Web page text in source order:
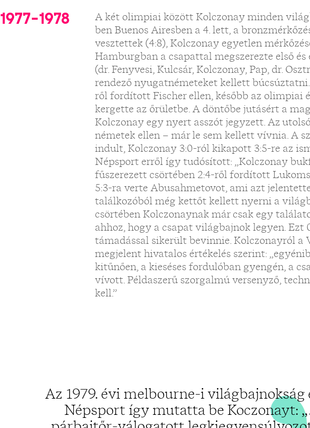
1977-1978
A két olimpiai között Kolczonay minden
ben Buenos Airesben a 4. lett, a
vesztettek (4:8), Kolczonay egyetlen
Hamburgban a csapattal megszerezte első
(dr. Fenyvesi, Kulcsár, Kolczonay, Pap, dr.
rendező nyugatnémeteket kellett
ről fordított Fischer ellen, később az olimpiai
kergette az őrületbe. A döntőbe jutásért a
Kolczonay egy nyert asszót jegyzett. Az
németek ellen – már le sem kellett vívnia. A
indult, Kolczonay 3:0-ról kikapott 3:5-re az
Népsport erről így tudósított: „Kolczonay
fűszerezett csörtében 2:4-ről fordított
5:3-ra verte Abusahmetovot, ami azt
találkozóból még kettőt kellett nyerni a
csörtében Kolczonaynak már csak egy
ahhoz, hogy a csapat világbajnok legyen. Ezt
támadással sikerült bevinnie. Kolczonayról a
megjelent hivatalos értékelés szerint:
kitűnően, a kieséses fordulóban gyengén, a
vívott. Példaszerű szorgalmú versenyző,
kell.”
Az 1979. évi melbourne-i világbajnokság
Népsport így mutatta be Koczonayt: